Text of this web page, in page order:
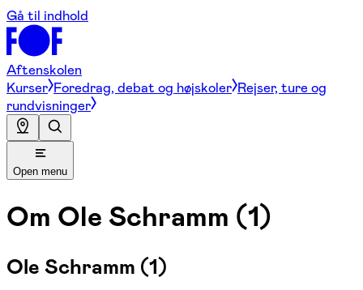
Gå til indhold
Aftenskolen
Kurser Foredrag, debat og højskoler Rejser, ture og
rundvisninger
Open menu
Om Ole Schramm (1)
Ole Schramm (1)